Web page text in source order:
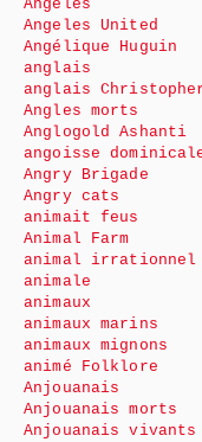
Angeles
Angeles United
Angélique Huguin
anglais
anglais
Angles morts
Anglogold Ashanti
angoisse
Angry Brigade
Angry cats
animait feus
Animal Farm
animal irrationnel
animale
animaux
animaux marins
animaux mignons
animé Folklore
Anjouanais
Anjouanais morts
Anjouanais vivants